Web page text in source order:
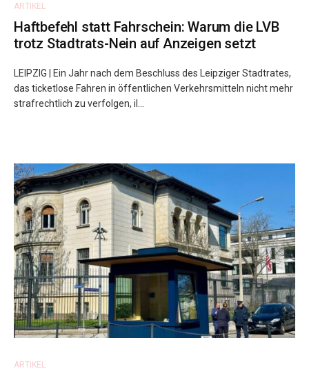
ARTIKEL
Haftbefehl statt Fahrschein: Warum die LVB
trotz Stadtrats-Nein auf Anzeigen setzt
LEIPZIG | Ein Jahr nach dem Beschluss des Leipziger Stadtrates,
das ticketlose Fahren in öffentlichen Verkehrsmitteln nicht mehr
strafrechtlich zu verfolgen, il...
ARTIKEL